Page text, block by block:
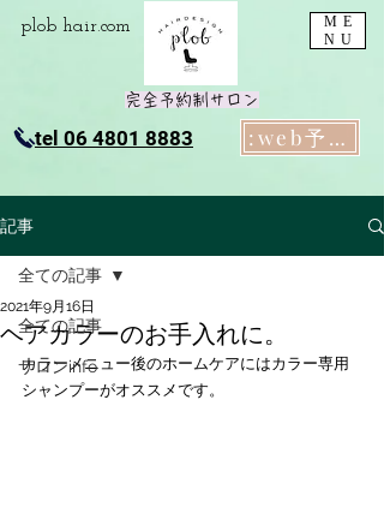
ME
NU
完全予約制サロン
plob​ hair.com
tel 06 4801 8883 :web予約
記事
全ての記事
サロンinfo
全ての記事
ヘアカラーのお手入れに。
2021年9月16日
カラーメニュー後のホームケアにはカラー専用
シャンプーがオススメです。